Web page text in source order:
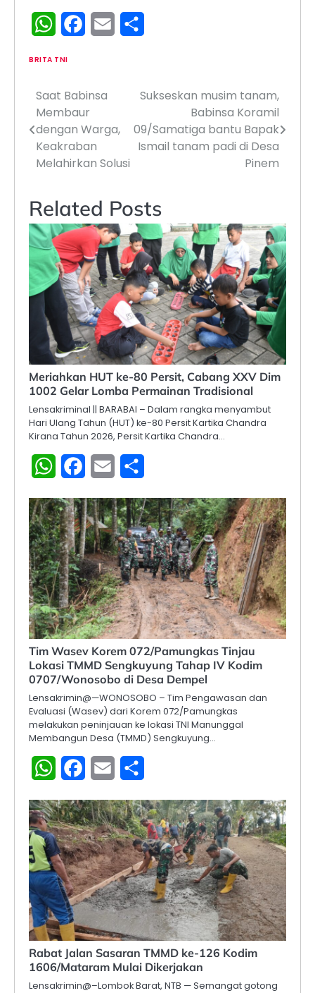
WhatsAppFacebook
Email
BRITA TNI
Navigasi
pos
Saat Babinsa
Membaur
dengan Warga,
Keakraban
Melahirkan Solusi
Sukseskan musim tanam,
Babinsa Koramil
09/Samatiga bantu Bapak
Ismail tanam padi di Desa
Pinem
Related Posts
Meriahkan HUT ke-80 Persit, Cabang XXV Dim
1002 Gelar Lomba Permainan Tradisional
Lensakriminal || BARABAI – Dalam rangka menyambut
Hari Ulang Tahun (HUT) ke-80 Persit Kartika Chandra
Kirana Tahun 2026, Persit Kartika Chandra…
WhatsAppFacebook
Email
Tim Wasev Korem 072/Pamungkas Tinjau
Lokasi TMMD Sengkuyung Tahap IV Kodim
0707/Wonosobo di Desa Dempel
Lensakrimin@—WONOSOBO – Tim Pengawasan dan
Evaluasi (Wasev) dari Korem 072/Pamungkas
melakukan peninjauan ke lokasi TNI Manunggal
Membangun Desa (TMMD) Sengkuyung…
WhatsAppFacebook
Email
Rabat Jalan Sasaran TMMD ke-126 Kodim
1606/Mataram Mulai Dikerjakan
Lensakrimin@–Lombok Barat, NTB — Semangat gotong